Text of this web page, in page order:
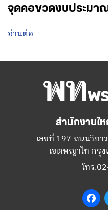
จุดคอขวดงบประมา
อ่านต่อ
สำนักงานใ
เลขที่ 197 ถนนวิภา
เขตพญาไท กรุ
โทร